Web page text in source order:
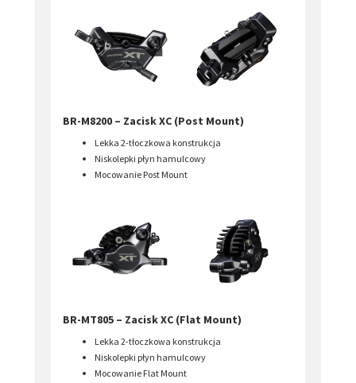
BR-M8200 – Zacisk XC (Post Mount)
Lekka 2-tłoczkowa konstrukcja
Niskolepki płyn hamulcowy
Mocowanie Post Mount
BR-MT805 – Zacisk XC (Flat Mount)
Lekka 2-tłoczkowa konstrukcja
Niskolepki płyn hamulcowy
Mocowanie Flat Mount